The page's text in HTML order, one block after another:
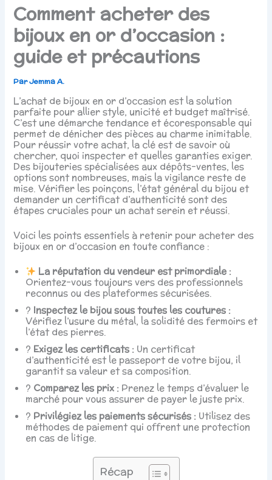
Comment acheter des
bijoux en or d’occasion :
guide et précautions
ParJemma A.
L’achat de bijoux en or d’occasion est la solution
parfaite pour allier style, unicité et budget maîtrisé.
C’est une démarche tendance et écoresponsable qui
permet de dénicher des pièces au charme inimitable.
Pour réussir votre achat, la clé est de savoir où
chercher, quoi inspecter et quelles garanties exiger.
Des bijouteries spécialisées aux dépôts-ventes, les
options sont nombreuses, mais la vigilance reste de
mise. Vérifier les poinçons, l’état général du bijou et
demander un certificat d’authenticité sont des
étapes cruciales pour un achat serein et réussi.
Voici les points essentiels à retenir pour acheter des
bijoux en or d’occasion en toute confiance :
La réputation du vendeur est primordiale :
Orientez-vous toujours vers des professionnels
reconnus ou des plateformes sécurisées.
? Inspectez le bijou sous toutes les coutures :
Vérifiez l’usure du métal, la solidité des fermoirs et
l’état des pierres.
? Exigez les certificats : Un certificat
d’authenticité est le passeport de votre bijou, il
garantit sa valeur et sa composition.
? Comparez les prix : Prenez le temps d’évaluer le
marché pour vous assurer de payer le juste prix.
? Privilégiez les paiements sécurisés : Utilisez des
méthodes de paiement qui offrent une protection
en cas de litige.
Récap